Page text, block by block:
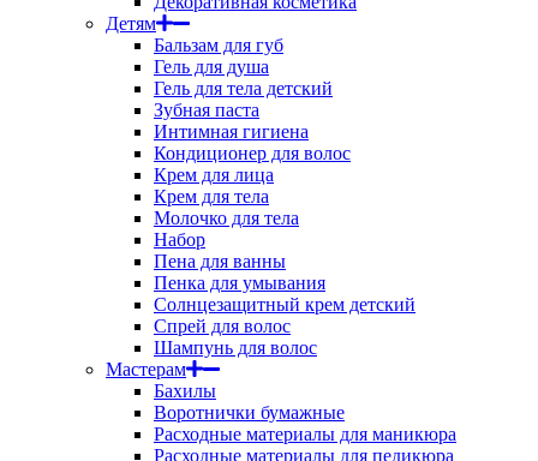
Детям
Бальзам для губ
Гель для душа
Гель для тела детский
Зубная паста
Интимная гигиена
Кондиционер для волос
Крем для лица
Крем для тела
Молочко для тела
Набор
Пена для ванны
Пенка для умывания
Солнцезащитный крем детский
Спрей для волос
Шампунь для волос
Мастерам
Бахилы
Воротнички бумажные
Расходные материалы для маникюра
Расходные материалы для педикюра